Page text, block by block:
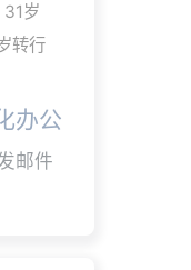
31岁
转行
办公
邮件